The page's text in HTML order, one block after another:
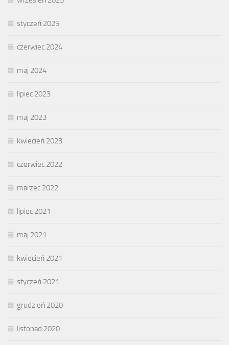
styczeń 2025
czerwiec 2024
maj 2024
lipiec 2023
maj 2023
kwiecień 2023
czerwiec 2022
marzec 2022
lipiec 2021
maj 2021
kwiecień 2021
styczeń 2021
grudzień 2020
listopad 2020